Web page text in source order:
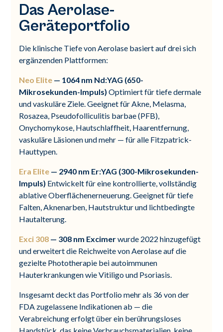
Das Aerolase-
Geräteportfolio
Die klinische Tiefe von Aerolase basiert auf drei sich
ergänzenden Plattformen:
Neo Elite — 1064 nm Nd:YAG (650-
Mikrosekunden-Impuls) Optimiert für tiefe dermale
und vaskuläre Ziele. Geeignet für Akne, Melasma,
Rosazea, Pseudofolliculitis barbae (PFB),
Onychomykose, Hautschlaffheit, Haarentfernung,
vaskuläre Läsionen und mehr — für alle Fitzpatrick-
Hauttypen.
Era Elite — 2940 nm Er:YAG (300-Mikrosekunden-
Impuls) Entwickelt für eine kontrollierte, vollständig
ablative Oberflächenerneuerung. Geeignet für tiefe
Falten, Aknenarben, Hautstruktur und lichtbedingte
Hautalterung.
Exci 308 — 308 nm Excimerwurde 2022 hinzugefügt
und erweitert die Reichweite von Aerolase auf die
gezielte Phototherapie bei autoimmunen
Hauterkrankungen wie Vitiligo und Psoriasis.
Insgesamt deckt das Portfolio mehr als 36 von der
FDA zugelassene Indikationen ab — die
Verabreichung erfolgt über ein berührungsloses